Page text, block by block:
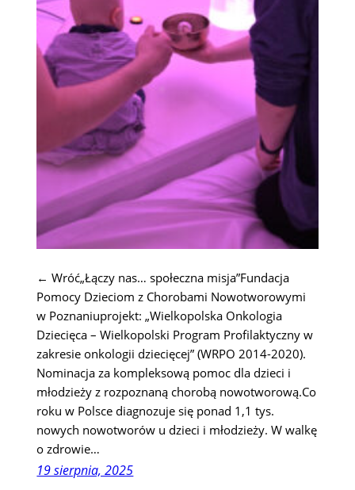
← Wróć„Łączy nas… społeczna misja”Fundacja
Pomocy Dzieciom z Chorobami Nowotworowymi
w Poznaniuprojekt: „Wielkopolska Onkologia
Dziecięca – Wielkopolski Program Profilaktyczny w
zakresie onkologii dziecięcej” (WRPO 2014-2020).
Nominacja za kompleksową pomoc dla dzieci i
młodzieży z rozpoznaną chorobą nowotworową.Co
roku w Polsce diagnozuje się ponad 1,1 tys.
nowych nowotworów u dzieci i młodzieży. W walkę
o zdrowie…
19 sierpnia, 2025